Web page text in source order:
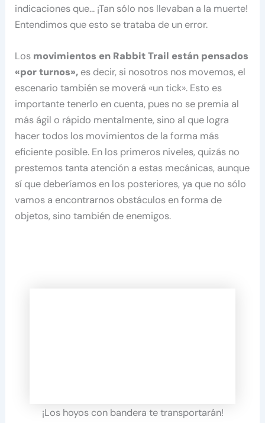
indicaciones que… ¡Tan sólo nos llevaban a la muerte!
Entendimos que esto se trataba de un error.
Los movimientos en Rabbit Trail están pensados
«por turnos», es decir, si nosotros nos movemos, el
escenario también se moverá «un tick». Esto es
importante tenerlo en cuenta, pues no se premia al
más ágil o rápido mentalmente, sino al que logra
hacer todos los movimientos de la forma más
eficiente posible. En los primeros niveles, quizás no
prestemos tanta atención a estas mecánicas, aunque
sí que deberíamos en los posteriores, ya que no sólo
vamos a encontrarnos obstáculos en forma de
objetos, sino también de enemigos.
¡Los hoyos con bandera te transportarán!